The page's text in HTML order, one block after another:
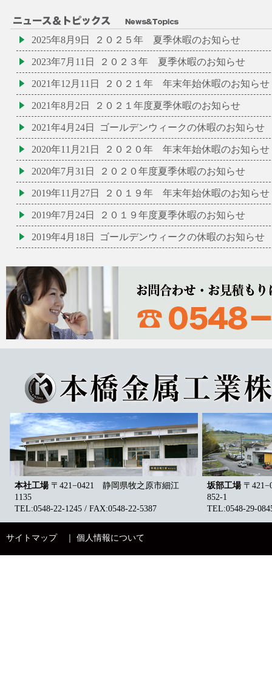
2025年8月9日 ２０２５年 夏季休暇のお知らせ
2023年7月11日 ２０２３年 夏季休暇のお知らせ
2021年12月11日 ２０２１年 年末年始休暇のお知らせ
2021年8月2日 ２０２１年度夏季休暇のお知らせ
2021年4月24日 ゴールデンウィークの休暇のお知らせ
2020年11月21日 ２０２０年 年末年始休暇のお知らせ
2020年7月31日 ２０２０年度夏季休暇のお知らせ
2019年11月27日 ２０１９年 年末年始休暇のお知らせ
2019年7月24日 ２０１９年度夏季休暇のお知らせ
2019年4月18日 ゴールデンウィークの休暇のお知らせ
本社工場〒421−0421 静岡県牧之原市細江
1135
TEL:0548-22-1245 / FAX:0548-22-5387
坂部工場〒
852-1
TEL:0548-29-
サイトマップ｜ 個人情報について